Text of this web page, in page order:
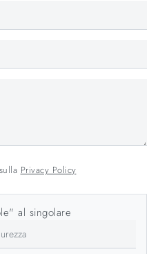
Privacy Policy
al singolare